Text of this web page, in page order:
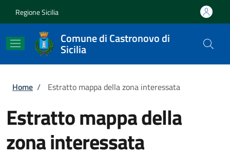
Regione Sicilia
Comune di Castronovo di
Sicilia
Briciole di pane
Home / Estratto mappa della zona interessata
Estratto mappa della
zona interessata